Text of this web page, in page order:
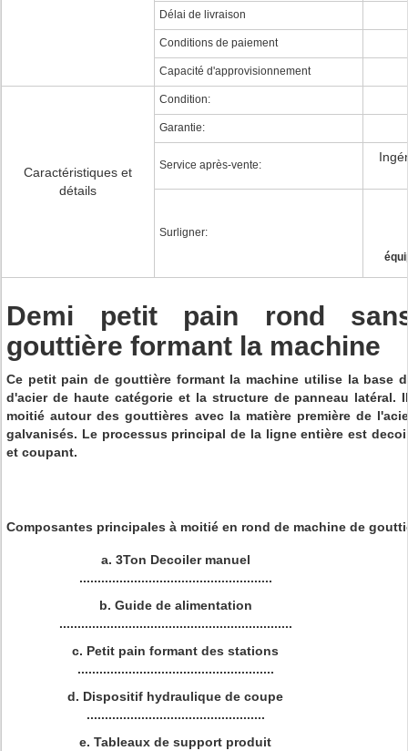
Délai de livraison
Conditions de paiement
Capacité d'approvisionnement
Caractéristiques et
détails
Condition:
Garantie:
Service après-vente:
Surligner:
Demi petit pain rond
gouttière formant la machine
Ce petit pain de gouttière formant la machine utilise la base
d'acier de haute catégorie et la structure de panneau latéral.
moitié autour des gouttières avec la matière première de
galvanisés. Le processus principal de la ligne entière est
et coupant.
Composantes principales à moitié en rond de machine de
a. 3Ton Decoiler manuel
.....................................................
b. Guide de alimentation
................................................................
c. Petit pain formant des stations
......................................................
d. Dispositif hydraulique de coupe
.................................................
e. Tableaux de support produit